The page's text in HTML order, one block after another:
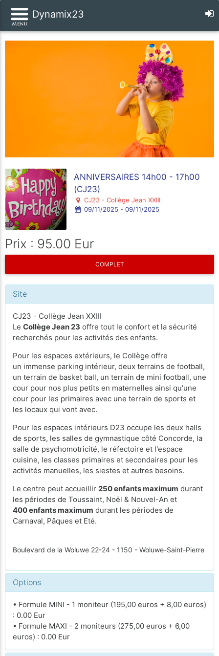
Dynamix23
ANNIVERSAIRES 14h00 - 17h00
(CJ23)
CJ23 - Collège Jean XXIII
09/11/2025 - 09/11/2025
Prix : 95.00 Eur
COMPLET
Site
CJ23 - Collège Jean XXIII
Le Collège Jean 23 offre tout le confort et la sécurité
recherchés pour les activités des enfants.
Pour les espaces extérieurs, le Collège offre
un immense parking intérieur, deux terrains de football,
un terrain de basket ball, un terrain de mini football, une
cour pour nos plus petits en maternelles ainsi qu'une
cour pour les primaires avec une terrain de sports et
les locaux qui vont avec.
Pour les espaces intérieurs D23 occupe les deux halls
de sports, les salles de gymnastique côté Concorde, la
salle de psychomotricité, le réfectoire et l'espace
cuisine, les classes primaires et secondaires pour les
activités manuelles, les siestes et autres besoins.
Le centre peut accueillir 250 enfants maximum durant
les périodes de Toussaint, Noël & Nouvel-An et
400 enfants maximum durant les périodes de
Carnaval, Pâques et Eté.
Boulevard de la Woluwe 22-24 - 1150 - Woluwe-Saint-Pierre
Options
• Formule MINI - 1 moniteur (195,00 euros + 8,00 euros)
: 0.00 Eur
• Formule MAXI - 2 moniteurs (275,00 euros + 6,00
euros) : 0.00 Eur